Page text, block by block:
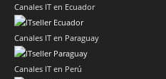
Canales IT en Ecuador
Canales IT en Paraguay
Canales IT en Perú